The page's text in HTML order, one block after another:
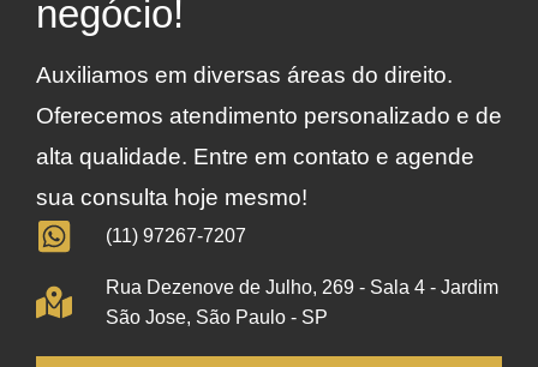
negócio!
Auxiliamos em diversas áreas do direito.
Oferecemos atendimento personalizado e de
alta qualidade. Entre em contato e agende
sua consulta hoje mesmo!
(11) 97267-7207
Rua Dezenove de Julho, 269 - Sala 4 - Jardim
São Jose, São Paulo - SP